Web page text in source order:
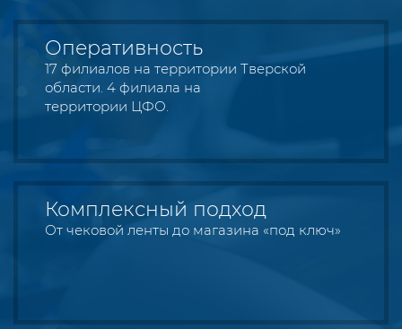
Оперативность
17 филиалов на территории Тверской
области. 4 филиала на
территории ЦФО.
Комплексный подход
От чековой ленты до магазина «под ключ»